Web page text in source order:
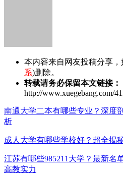
本内容来自网友投稿分享
系)删除。
转载请务必保留本文链接：
http://www.xuegebang.com/
南通大学二本有哪些专业？深度
析
成人大学有哪些学校好？超全揭
江苏有哪些985211大学？最新名
高教实力